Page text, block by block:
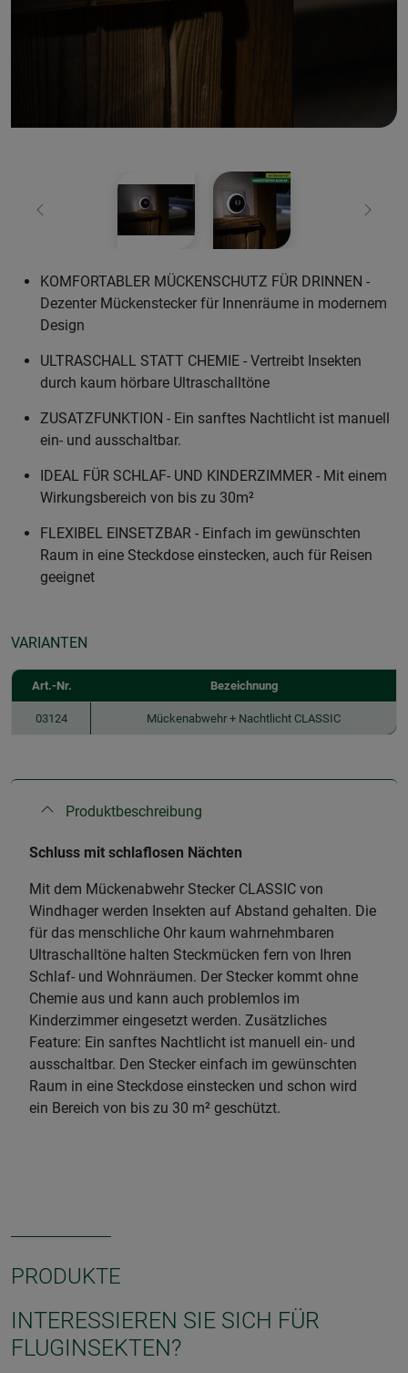
Zurück Weiter
KOMFORTABLER MÜCKENSCHUTZ FÜR DRINNEN -
Dezenter Mückenstecker für Innenräume in modernem
Design
ULTRASCHALL STATT CHEMIE - Vertreibt Insekten
durch kaum hörbare Ultraschalltöne
ZUSATZFUNKTION - Ein sanftes Nachtlicht ist manuell
ein- und ausschaltbar.
IDEAL FÜR SCHLAF- UND KINDERZIMMER - Mit einem
Wirkungsbereich von bis zu 30m²
FLEXIBEL EINSETZBAR - Einfach im gewünschten
Raum in eine Steckdose einstecken, auch für Reisen
geeignet
VARIANTEN
Art.-Nr. Bezeichnung
03124 Mückenabwehr + Nachtlicht CLASSIC
Produktbeschreibung
Schluss mit schlaflosen Nächten
Mit dem Mückenabwehr Stecker CLASSIC von
Windhager werden Insekten auf Abstand gehalten. Die
für das menschliche Ohr kaum wahrnehmbaren
Ultraschalltöne halten Steckmücken fern von Ihren
Schlaf- und Wohnräumen. Der Stecker kommt ohne
Chemie aus und kann auch problemlos im
Kinderzimmer eingesetzt werden. Zusätzliches
Feature: Ein sanftes Nachtlicht ist manuell ein- und
ausschaltbar. Den Stecker einfach im gewünschten
Raum in eine Steckdose einstecken und schon wird
ein Bereich von bis zu 30 m² geschützt.
PRODUKTE
INTERESSIEREN SIE SICH FÜR
FLUGINSEKTEN?